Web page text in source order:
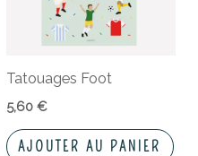
Tatouages Foot
5,60 €
AJOUTER AU PANIER